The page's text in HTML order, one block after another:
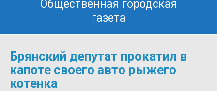
Общественная городская
газета
Брянский депутат прокатил в
капоте своего авто рыжего
котенка